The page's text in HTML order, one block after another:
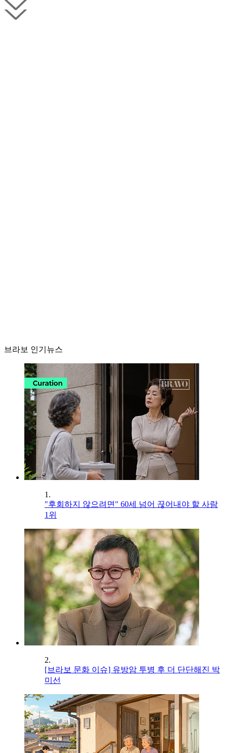
브라보 인기뉴스
1.
"후회하지 않으려면" 60세 넘어 끊어내야 할 사람
1위
2.
[브라보 문화 이슈] 유방암 투병 후 더 단단해진 박
미선